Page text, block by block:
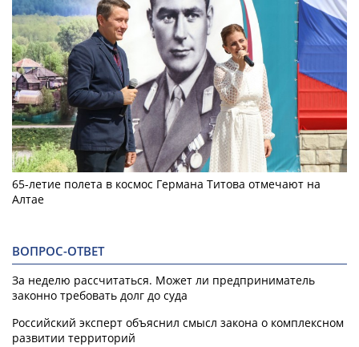
65-летие полета в космос Германа Титова отмечают на
Алтае
ВОПРОС-ОТВЕТ
За неделю рассчитаться. Может ли предприниматель
законно требовать долг до суда
Российский эксперт объяснил смысл закона о комплексном
развитии территорий